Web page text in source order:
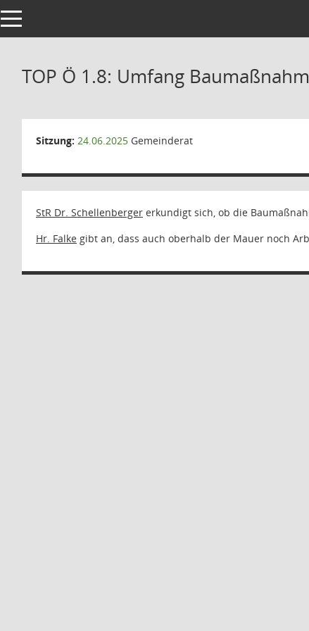
Toggle navigation
TOP Ö 1.8: Umfang
Sitzung: 24.06.2025 Gemeinderat
StR Dr. Schellenberger erkundigt sich, ob die
Hr. Falke gibt an, dass auch oberhalb der Mauer noch